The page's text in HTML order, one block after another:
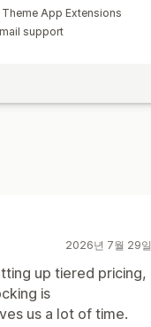
App Extensions
support
2026년 7월 29일
up tiered pricing,
is
us a lot of time.